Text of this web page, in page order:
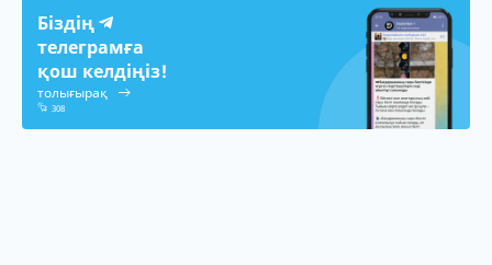
Біздің
телеграмға
қош келдіңіз!
толығырақ
308